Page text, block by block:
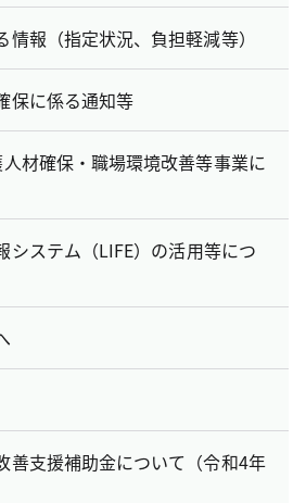
情報（指定状況、負担軽減等）
保に係る通知等
材確保・職場環境改善等事業に
システム（LIFE）の活用等につ
善支援補助金について（令和4年